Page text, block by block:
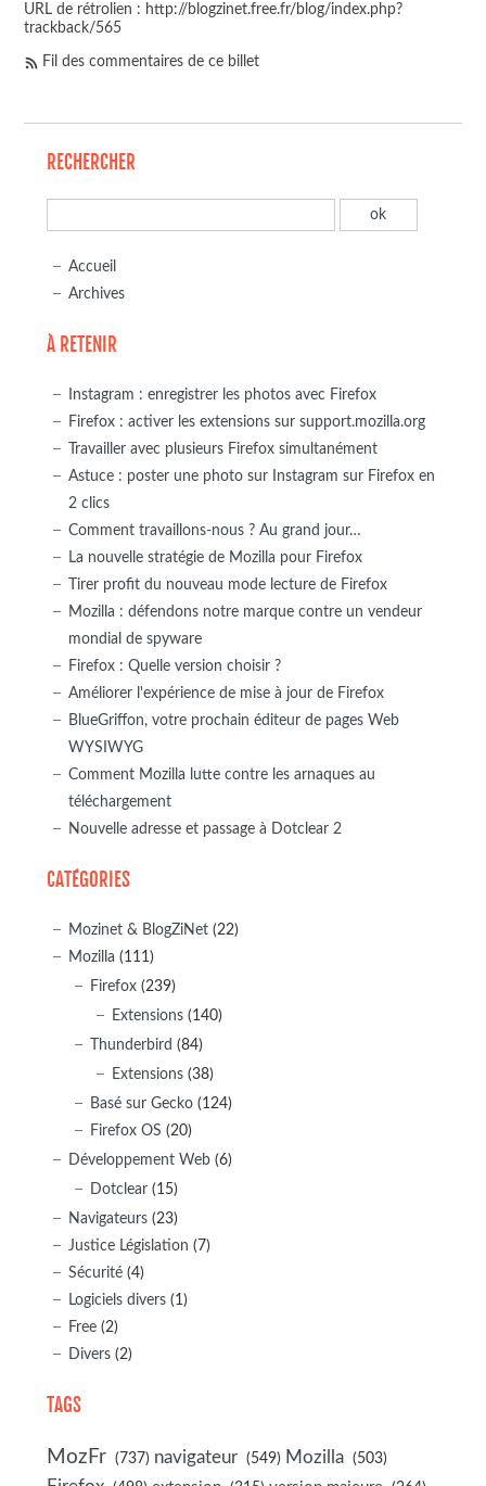
URL de rétrolien : http://blogzinet.free.fr/blog/index.php?
trackback/565
Fil des commentaires de ce billet
RECHERCHER
Accueil
Archives
À RETENIR
Instagram : enregistrer les photos avec Firefox
Firefox : activer les extensions sur support.mozilla.org
Travailler avec plusieurs Firefox simultanément
Astuce : poster une photo sur Instagram sur Firefox en
2 clics
Comment travaillons-nous ? Au grand jour…
La nouvelle stratégie de Mozilla pour Firefox
Tirer profit du nouveau mode lecture de Firefox
Mozilla : défendons notre marque contre un vendeur
mondial de spyware
Firefox : Quelle version choisir ?
Améliorer l'expérience de mise à jour de Firefox
BlueGriffon, votre prochain éditeur de pages Web
WYSIWYG
Comment Mozilla lutte contre les arnaques au
téléchargement
Nouvelle adresse et passage à Dotclear 2
CATÉGORIES
Mozinet & BlogZiNet (22)
Mozilla (111)
Firefox (239)
Extensions (140)
Thunderbird (84)
Extensions (38)
Basé sur Gecko (124)
Firefox OS (20)
Développement Web (6)
Dotclear (15)
Navigateurs (23)
Justice Législation (7)
Sécurité (4)
Logiciels divers (1)
Free (2)
Divers (2)
TAGS
MozFr (737) navigateur (549) Mozilla (503)